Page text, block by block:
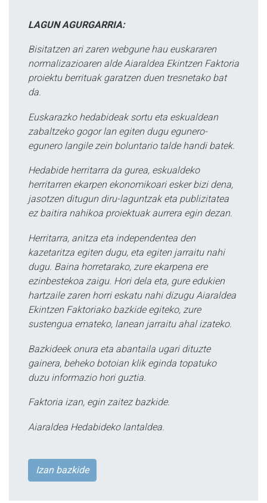
LAGUN AGURGARRIA:
Bisitatzen ari zaren webgune hau euskararen
normalizazioaren alde Aiaraldea Ekintzen Faktoria
proiektu berrituak garatzen duen tresnetako bat
da.
Euskarazko hedabideak sortu eta eskualdean
zabaltzeko gogor lan egiten dugu egunero-
egunero langile zein boluntario talde handi batek.
Hedabide herritarra da gurea, eskualdeko
herritarren ekarpen ekonomikoari esker bizi dena,
jasotzen ditugun diru-laguntzak eta publizitatea
ez baitira nahikoa proiektuak aurrera egin dezan.
Herritarra, anitza eta independentea den
kazetaritza egiten dugu, eta egiten jarraitu nahi
dugu. Baina horretarako, zure ekarpena ere
ezinbestekoa zaigu. Hori dela eta, gure edukien
hartzaile zaren horri eskatu nahi dizugu Aiaraldea
Ekintzen Faktoriako bazkide egiteko, zure
sustengua emateko, lanean jarraitu ahal izateko.
Bazkideek onura eta abantaila ugari dituzte
gainera, beheko botoian klik eginda topatuko
duzu informazio hori guztia.
Faktoria izan, egin zaitez bazkide.
Aiaraldea Hedabideko lantaldea.
Izan bazkide